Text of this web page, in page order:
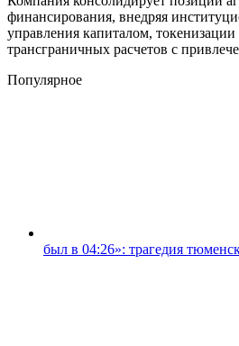
финансирования, внедряя
управления капиталом,
трансграничных расчетов с
Популярное
был в 04:26»: трагедия